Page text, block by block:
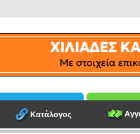
Κατάλογος